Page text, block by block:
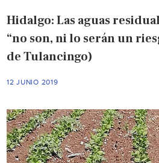
Hidalgo: Las aguas
“no son, ni lo serán un
de Tulancingo)
12 JUNIO 2019